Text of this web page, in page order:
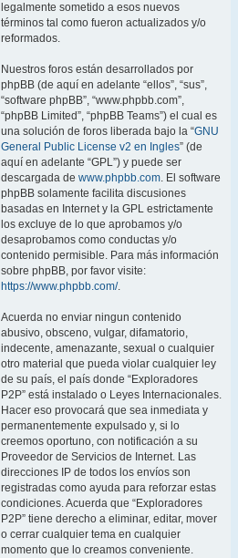
legalmente sometido a esos nuevos
términos tal como fueron actualizados y/o
reformados.
Nuestros foros están desarrollados por
phpBB (de aquí en adelante “ellos”, “sus”,
“software phpBB”, “www.phpbb.com”,
“phpBB Limited”, “phpBB Teams”) el cual es
una solución de foros liberada bajo la “GNU
General Public License v2 en Ingles” (de
aquí en adelante “GPL”) y puede ser
descargada de www.phpbb.com. El software
phpBB solamente facilita discusiones
basadas en Internet y la GPL estrictamente
los excluye de lo que aprobamos y/o
desaprobamos como conductas y/o
contenido permisible. Para más información
sobre phpBB, por favor visite:
https://www.phpbb.com/.
Acuerda no enviar ningun contenido
abusivo, obsceno, vulgar, difamatorio,
indecente, amenazante, sexual o cualquier
otro material que pueda violar cualquier ley
de su país, el país donde “Exploradores
P2P” está instalado o Leyes Internacionales.
Hacer eso provocará que sea inmediata y
permanentemente expulsado y, si lo
creemos oportuno, con notificación a su
Proveedor de Servicios de Internet. Las
direcciones IP de todos los envíos son
registradas como ayuda para reforzar estas
condiciones. Acuerda que “Exploradores
P2P” tiene derecho a eliminar, editar, mover
o cerrar cualquier tema en cualquier
momento que lo creamos conveniente.